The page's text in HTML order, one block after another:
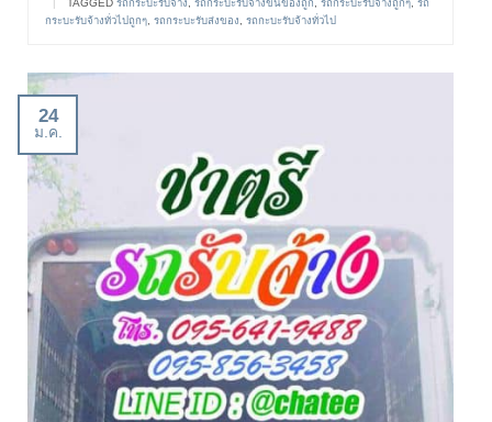
| TAGGED รถกระบะรับจ้าง รถกระบะรับจ้างขนของถูก รถกระบะรับจ้างถูกๆ รถ
กระบะรับจ้างทั่วไปถูกๆ รถกระบะรับส่งของ รถกะบะรับจ้างทั่วไป
24
ม.ค.